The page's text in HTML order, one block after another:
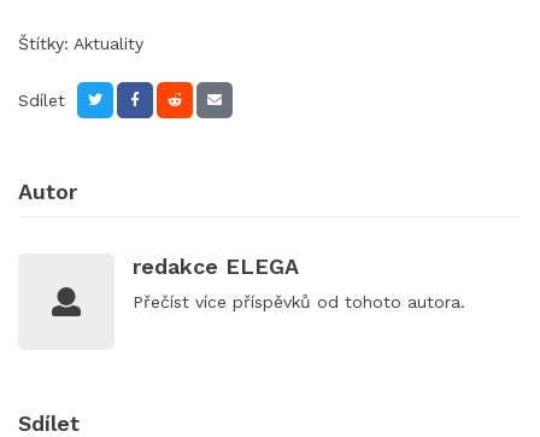
Štítky: Aktuality
Sdílet
Autor
redakce ELEGA
Přečíst více příspěvků od tohoto autora.
Sdílet